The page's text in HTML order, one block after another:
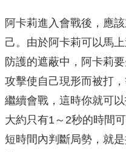
阿卡莉進入會戰後，應
己。由於阿卡莉可以馬
防護的遮蔽中，阿卡莉
攻擊使自己現形而被打
繼續會戰，這時你就可
大約只有1～2秒的時間
短時間內判斷局勢，就